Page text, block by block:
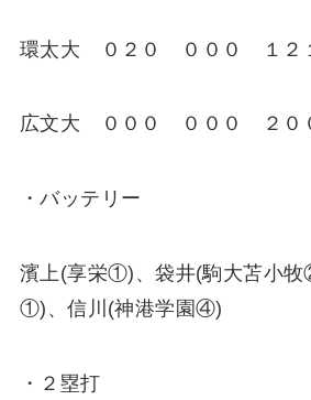
環太大 ０２０ ０００ １２
広文大 ０００ ０００ ２０
・バッテリー
濱上(享栄①)、袋井(駒大苫小
①)、信川(神港学園④)
・２塁打